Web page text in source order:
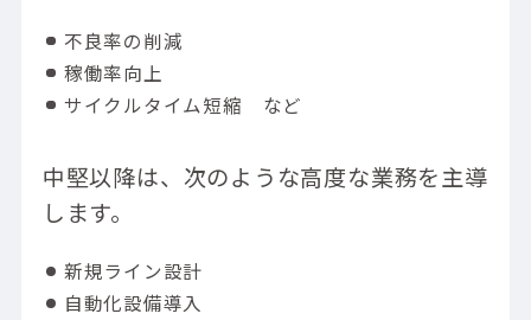
不良率の削減
稼働率向上
サイクルタイム短縮 など
中堅以降は、次のような高度な業務を主導
します。
新規ライン設計
自動化設備導入